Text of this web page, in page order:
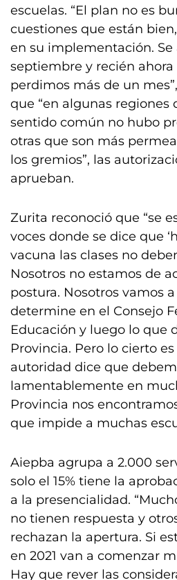
escuelas. “El plan no es
cuestiones que están
en su implementación. Se
septiembre y recién
perdimos más de un
que “en algunas regiones
sentido común no hubo
otras que son más
los gremios”, las
aprueban.
Zurita reconoció que “se
voces donde se dice que
vacuna las clases no
Nosotros no estamos de
postura. Nosotros vamos
determine en el Consejo
Educación y luego lo que
Provincia. Pero lo cierto
autoridad dice que
lamentablemente en
Provincia nos
que impide a muchas
Aiepba agrupa a 2.000
solo el 15% tiene la
a la presencialidad.
no tienen respuesta y
rechazan la apertura. Si
en 2021 van a comenzar
Hay que rever las